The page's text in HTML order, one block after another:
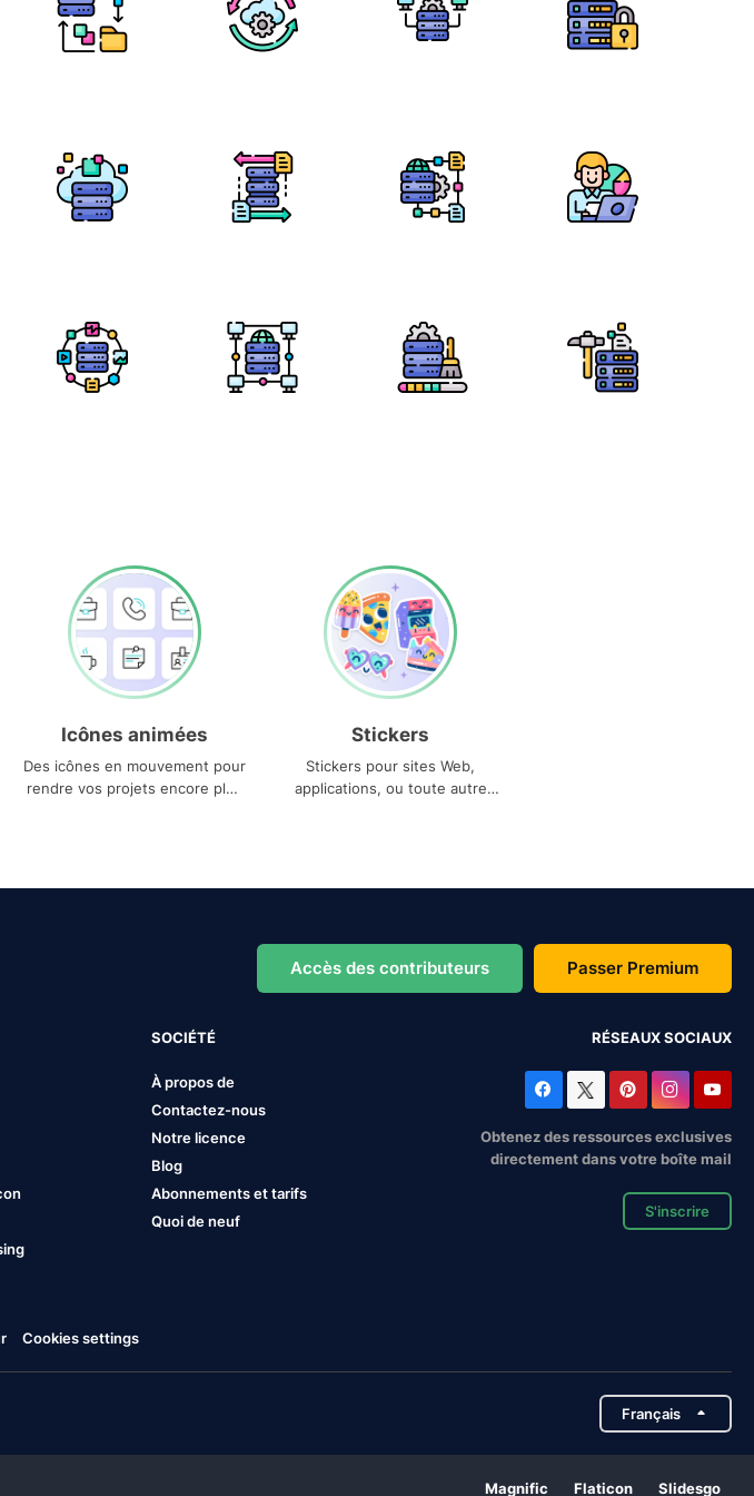
Icônes animées
Des icônes en mouvement pour
rendre vos projets encore plus
Stickers
Stickers pour sites Web,
applications, ou toute autre
Accès des contributeurs Passer Premium
SOCIÉTÉ
À propos de
Contactez-nous
Notre licence
Blog
Abonnements et tarifs
Quoi de neuf
RÉSEAUX SOCIAUX
Obtenez des ressources exclusives
directement dans votre boîte mail
S'inscrire
Cookies settings
Français
Magnific Flaticon Slidesgo